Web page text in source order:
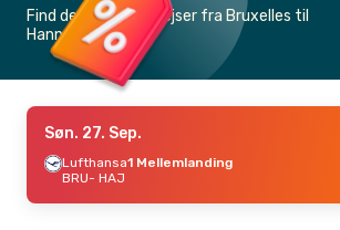
Find de billigste flyrejser fra Bruxelles til
Hannover
Søn. 27. Sep.
Lufthansa1 Mellemlanding
BRU- HAJ